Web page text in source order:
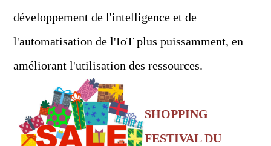
développement de l'intelligence et de
l'automatisation de l'IoT plus puissamment, en
améliorant l'utilisation des ressources.
SHOPPING
FESTIVAL DU